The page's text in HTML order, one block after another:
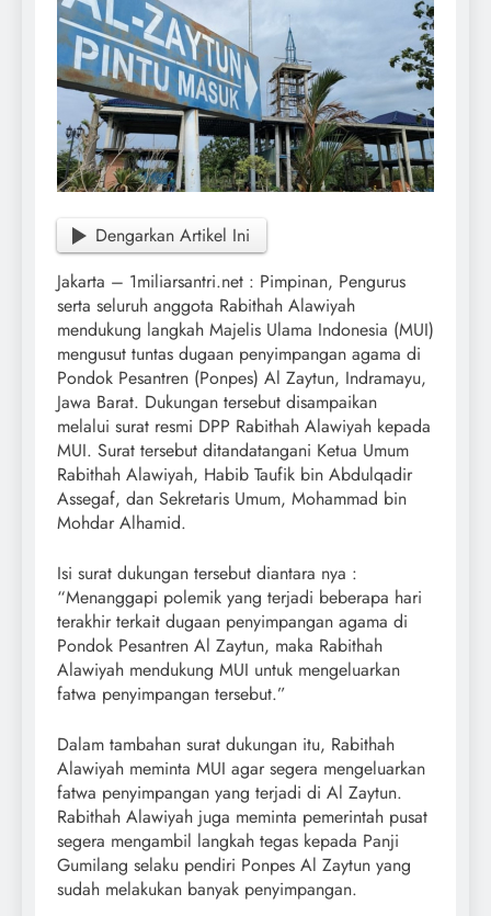
Dengarkan Artikel Ini
Jakarta – 1miliarsantri.net : Pimpinan, Pengurus
serta seluruh anggota Rabithah Alawiyah
mendukung langkah Majelis Ulama Indonesia (MUI)
mengusut tuntas dugaan penyimpangan agama di
Pondok Pesantren (Ponpes) Al Zaytun, Indramayu,
Jawa Barat. Dukungan tersebut disampaikan
melalui surat resmi DPP Rabithah Alawiyah kepada
MUI. Surat tersebut ditandatangani Ketua Umum
Rabithah Alawiyah, Habib Taufik bin Abdulqadir
Assegaf, dan Sekretaris Umum, Mohammad bin
Mohdar Alhamid.
Isi surat dukungan tersebut diantara nya :
“Menanggapi polemik yang terjadi beberapa hari
terakhir terkait dugaan penyimpangan agama di
Pondok Pesantren Al Zaytun, maka Rabithah
Alawiyah mendukung MUI untuk mengeluarkan
fatwa penyimpangan tersebut.”
Dalam tambahan surat dukungan itu, Rabithah
Alawiyah meminta MUI agar segera mengeluarkan
fatwa penyimpangan yang terjadi di Al Zaytun.
Rabithah Alawiyah juga meminta pemerintah pusat
segera mengambil langkah tegas kepada Panji
Gumilang selaku pendiri Ponpes Al Zaytun yang
sudah melakukan banyak penyimpangan.